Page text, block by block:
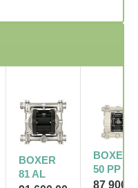
BOXER
81 AL
BOXER
50 PP
87